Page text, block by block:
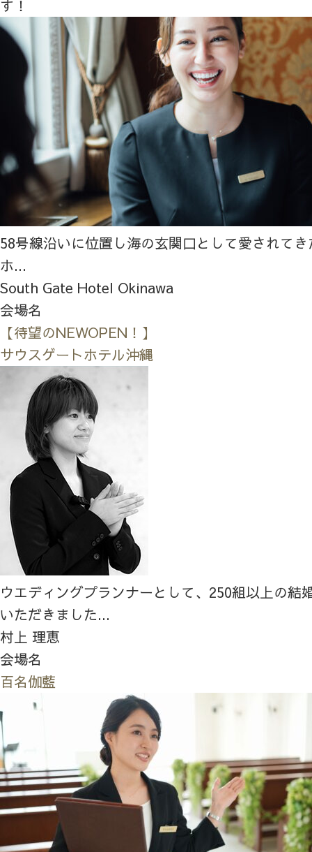
す！
58号線沿いに位置し海の玄関口として愛されて
ホ...
South Gate Hotel Okinawa
会場名
【待望のNEWOPEN！】
サウスゲートホテル沖縄
ウエディングプランナーとして、250組以上の結
いただきました...
村上 理恵
会場名
百名伽藍